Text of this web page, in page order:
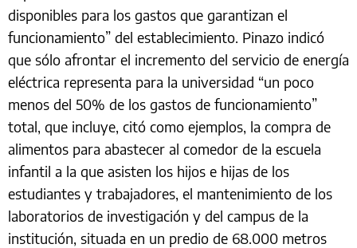
disponibles para los gastos que garantizan el
funcionamiento” del establecimiento. Pinazo indicó
que sólo afrontar el incremento del servicio de energía
eléctrica representa para la universidad “un poco
menos del 50% de los gastos de funcionamiento”
total, que incluye, citó como ejemplos, la compra de
alimentos para abastecer al comedor de la escuela
infantil a la que asisten los hijos e hijas de los
estudiantes y trabajadores, el mantenimiento de los
laboratorios de investigación y del campus de la
institución, situada en un predio de 68.000 metros